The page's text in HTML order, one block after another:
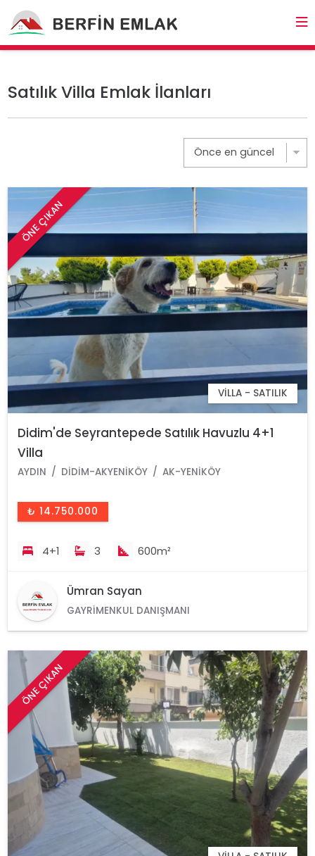
Satılık Villa Emlak İlanları
ÖNE ÇIKAN
VILLA - SATILIK
Didim'de Seyrantepede Satılık Havuzlu 4+1
Villa
AYDIN DIDIM-AKYENIKÖY AK-YENIKÖY
₺ 14.750.000
4+1 3 600m²
Ümran Sayan
GAYRIMENKUL DANIŞMANI
ÖNE ÇIKAN